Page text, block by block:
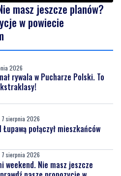
masz jeszcze planów?
w powiecie
2026
rywala w Pucharze Polski. To
7 sierpnia 2026
połączył mieszkańców
7 sierpnia 2026
weekend. Nie masz jeszcze